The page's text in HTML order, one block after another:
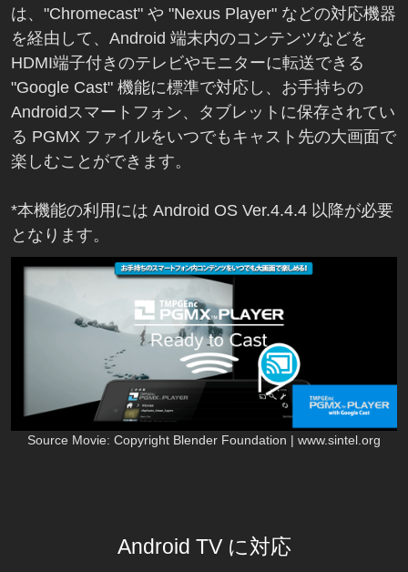
は、"Chromecast" や "Nexus Player" などの対応機器
を経由して、Android 端末内のコンテンツなどを
HDMI端子付きのテレビやモニターに転送できる
"Google Cast" 機能に標準で対応し、お手持ちの
Androidスマートフォン、タブレットに保存されてい
る PGMX ファイルをいつでもキャスト先の大画面で
楽しむことができます。
*本機能の利用には Android OS Ver.4.4.4 以降が必要
となります。
Source Movie: Copyright Blender Foundation | www.sintel.org
Android TV に対応